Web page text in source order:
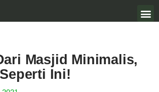
Masjid Minimalis,
Ini!